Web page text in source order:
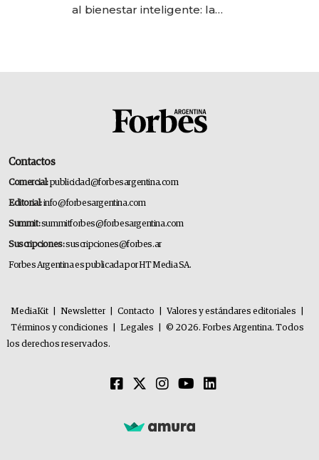
al bienestar inteligente: la
Contactos
Comercial:publicidad@forbesargentina.com
Editorial:info@forbesargentina.com
Summit:summitforbes@forbesargentina.com
Suscripciones:suscripciones@forbes.ar
Forbes Argentina es publicada por HT Media SA.
MediaKit Newsletter Contacto Valores y estándares editoriales
Términos y condiciones
Legales
© 2026. Forbes Argentina. Todos
los derechos reservados.